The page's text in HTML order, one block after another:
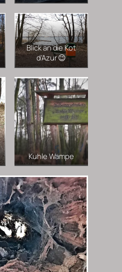
Blick an die Kot
d’Azur 😉
Kuhle Wampe